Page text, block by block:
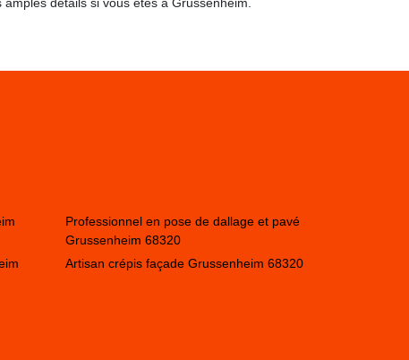
Professionnel en pose de dallage et pavé
Grussenheim 68320
Artisan crépis façade Grussenheim 68320